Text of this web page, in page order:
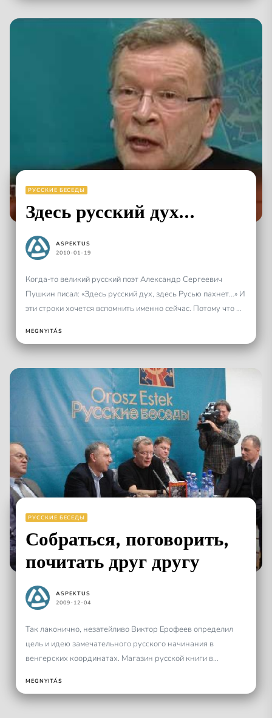
РУССКИЕ БЕСЕДЫ
Здесь русский дух…
ASPEKTUS
2010-01-19
Когда-то великий русский поэт Александр Сергеевич
Пушкин писал: «Здесь русский дух, здесь Русью пахнет…» И
эти строки хочется вспомнить именно сейчас. Потому что в
MEGNYITÁS
РУССКИЕ БЕСЕДЫ
Собраться, поговорить,
почитать друг другу
ASPEKTUS
2009-12-04
Так лаконично, незатейливо Виктор Ерофеев определил
цель и идею замечательного русского начинания в
венгерских координатах. Магазин русской книги в
MEGNYITÁS